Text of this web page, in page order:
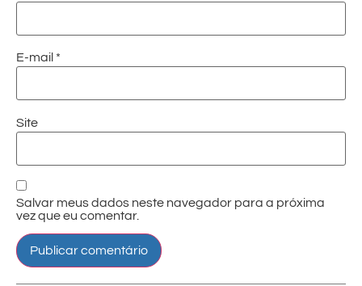
E-mail *
Site
Salvar meus dados neste navegador para a próxima
vez que eu comentar.